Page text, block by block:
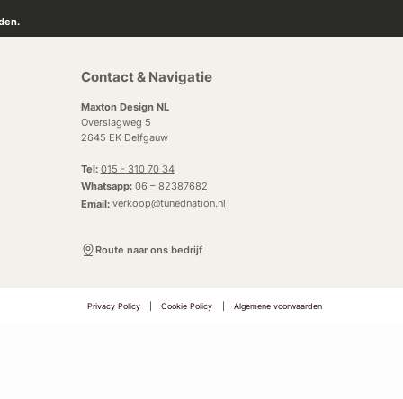
Contact & Navigatie
Maxton Design NL
Overslagweg 5
2645 EK Delfgauw
Tel: 015 - 310 70 34
Whatsapp: 06 – 82387682
Email: verkoop@tunednation.nl
Route naar ons bedrijf
Privacy Policy Cookie Policy Algemene voorwaarden